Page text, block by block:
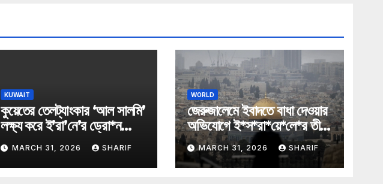
KUWAIT
কুয়েতের তেলট্যাংকার ‘আল সালমি’
লক্ষ্য করে ই’রা’নে’র ড্রো*ন
হা*ম*লা
MARCH 31, 2026 SHARIF
WORLD
জেরুজালেমে ইবাদতে বাধা দেওয়ার
অভিযোগে ই*স*রা*য়ে*লে*র তীব্র
নিন্দা আরব ও ইসলামি মন্ত্রীদের
MARCH 31, 2026 SHARIF